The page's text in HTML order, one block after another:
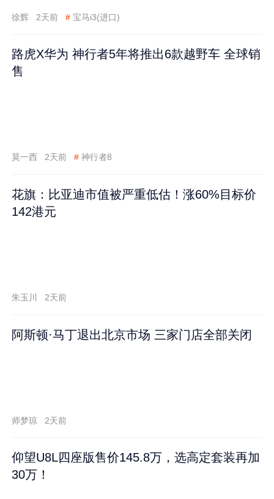
徐辉 2天前 # 宝马i3(进口)
路虎X华为 神行者5年将推出6款越野车 全球销
售
莫一西 2天前 # 神行者8
花旗：比亚迪市值被严重低估！涨60%目标价
142港元
朱玉川 2天前
阿斯顿·马丁退出北京市场 三家门店全部关闭
师梦琼 2天前
仰望U8L四座版售价145.8万，选高定套装再加
30万！